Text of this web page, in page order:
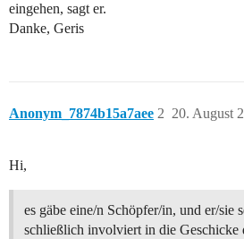
eingehen, sagt er.
Danke, Geris
Anonym_7874b15a7aee 20. August
2
Hi,
es gäbe eine/n Schöpfer/in, und er/sie
schließlich involviert in die Geschicke